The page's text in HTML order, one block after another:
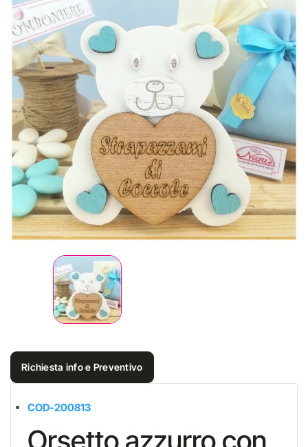
Richiesta info e Preventivo
COD-200813